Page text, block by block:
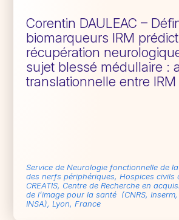
Corentin DAULEAC –
biomarqueurs IRM
récupération
sujet blessé médullaire :
translationnelle entre
Service de Neurologie fonctionnelle de
des nerfs périphériques, Hospices civils
CREATIS, Centre de Recherche en
de l’image pour la santé (CNRS, Inserm,
INSA), Lyon, France